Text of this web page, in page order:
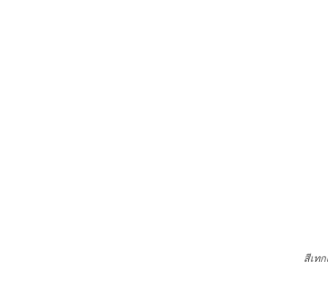
สีเทกเจอร์ลา